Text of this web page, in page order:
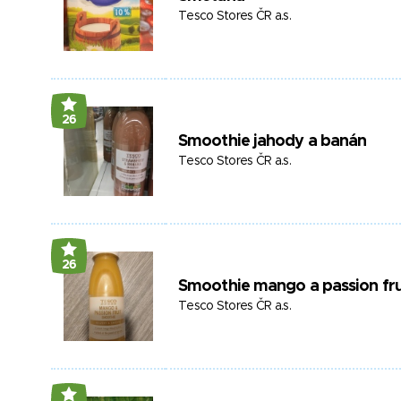
Tesco Stores ČR a.s.
26
Smoothie jahody a banán
Tesco Stores ČR a.s.
26
Smoothie mango a passion
Tesco Stores ČR a.s.